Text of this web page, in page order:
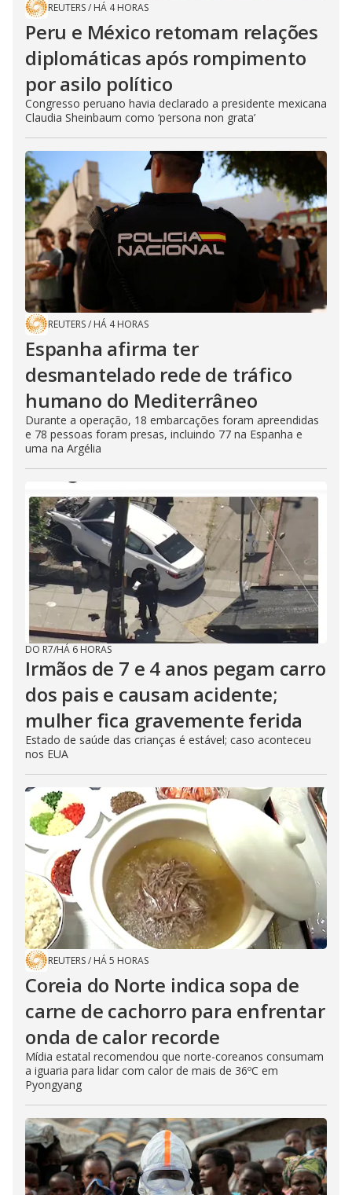
REUTERS/ HÁ 4 HORAS
Peru e México retomam relações
diplomáticas após rompimento
por asilo político
Congresso peruano havia declarado a presidente mexicana
Claudia Sheinbaum como ‘persona non grata’
REUTERS/ HÁ 4 HORAS
Espanha afirma ter
desmantelado rede de tráfico
humano do Mediterrâneo
Durante a operação, 18 embarcações foram apreendidas
e 78 pessoas foram presas, incluindo 77 na Espanha e
uma na Argélia
DO R7/HÁ 6 HORAS
Irmãos de 7 e 4 anos pegam carro
dos pais e causam acidente;
mulher fica gravemente ferida
Estado de saúde das crianças é estável; caso aconteceu
nos EUA
REUTERS/ HÁ 5 HORAS
Coreia do Norte indica sopa de
carne de cachorro para enfrentar
onda de calor recorde
Mídia estatal recomendou que norte-coreanos consumam
a iguaria para lidar com calor de mais de 36ºC em
Pyongyang